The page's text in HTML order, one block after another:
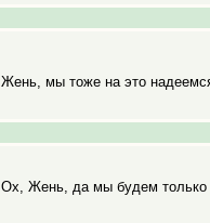
Жень, мы тоже на это
Ох, Жень, да мы будем только